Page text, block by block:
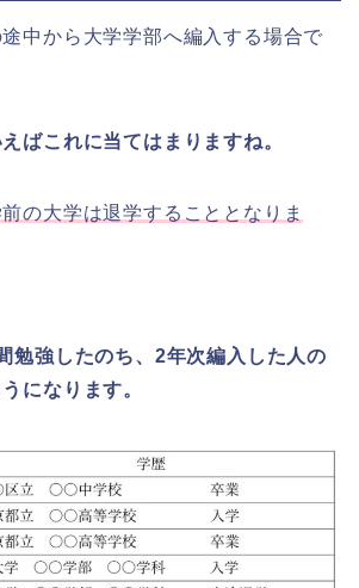
中から大学学部へ編入する場合で
ばこれに当てはまりますね。
の大学は退学することとなりま
勉強したのち、2年次編入した人の
になります。